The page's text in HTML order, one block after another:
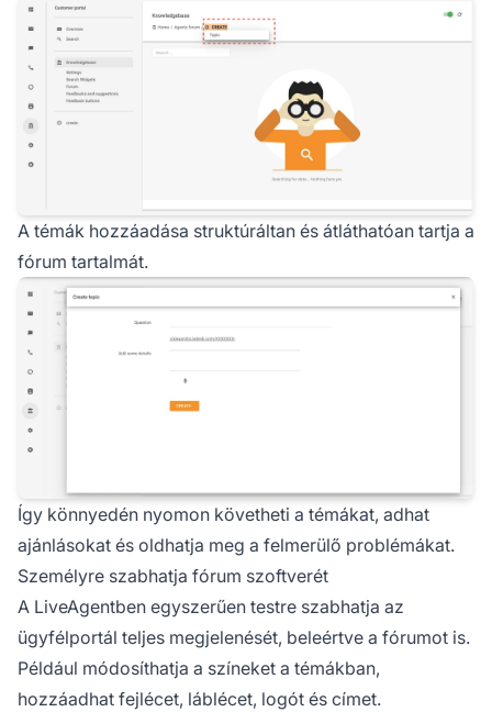
A témák hozzáadása struktúráltan és átláthatóan tartja a
fórum tartalmát.
Így könnyedén nyomon követheti a témákat, adhat
ajánlásokat és oldhatja meg a felmerülő problémákat.
Személyre szabhatja fórum szoftverét
A LiveAgentben egyszerűen testre szabhatja az
ügyfélportál teljes megjelenését, beleértve a fórumot is.
Például módosíthatja a színeket a témákban,
hozzáadhat fejlécet, láblécet, logót és címet.